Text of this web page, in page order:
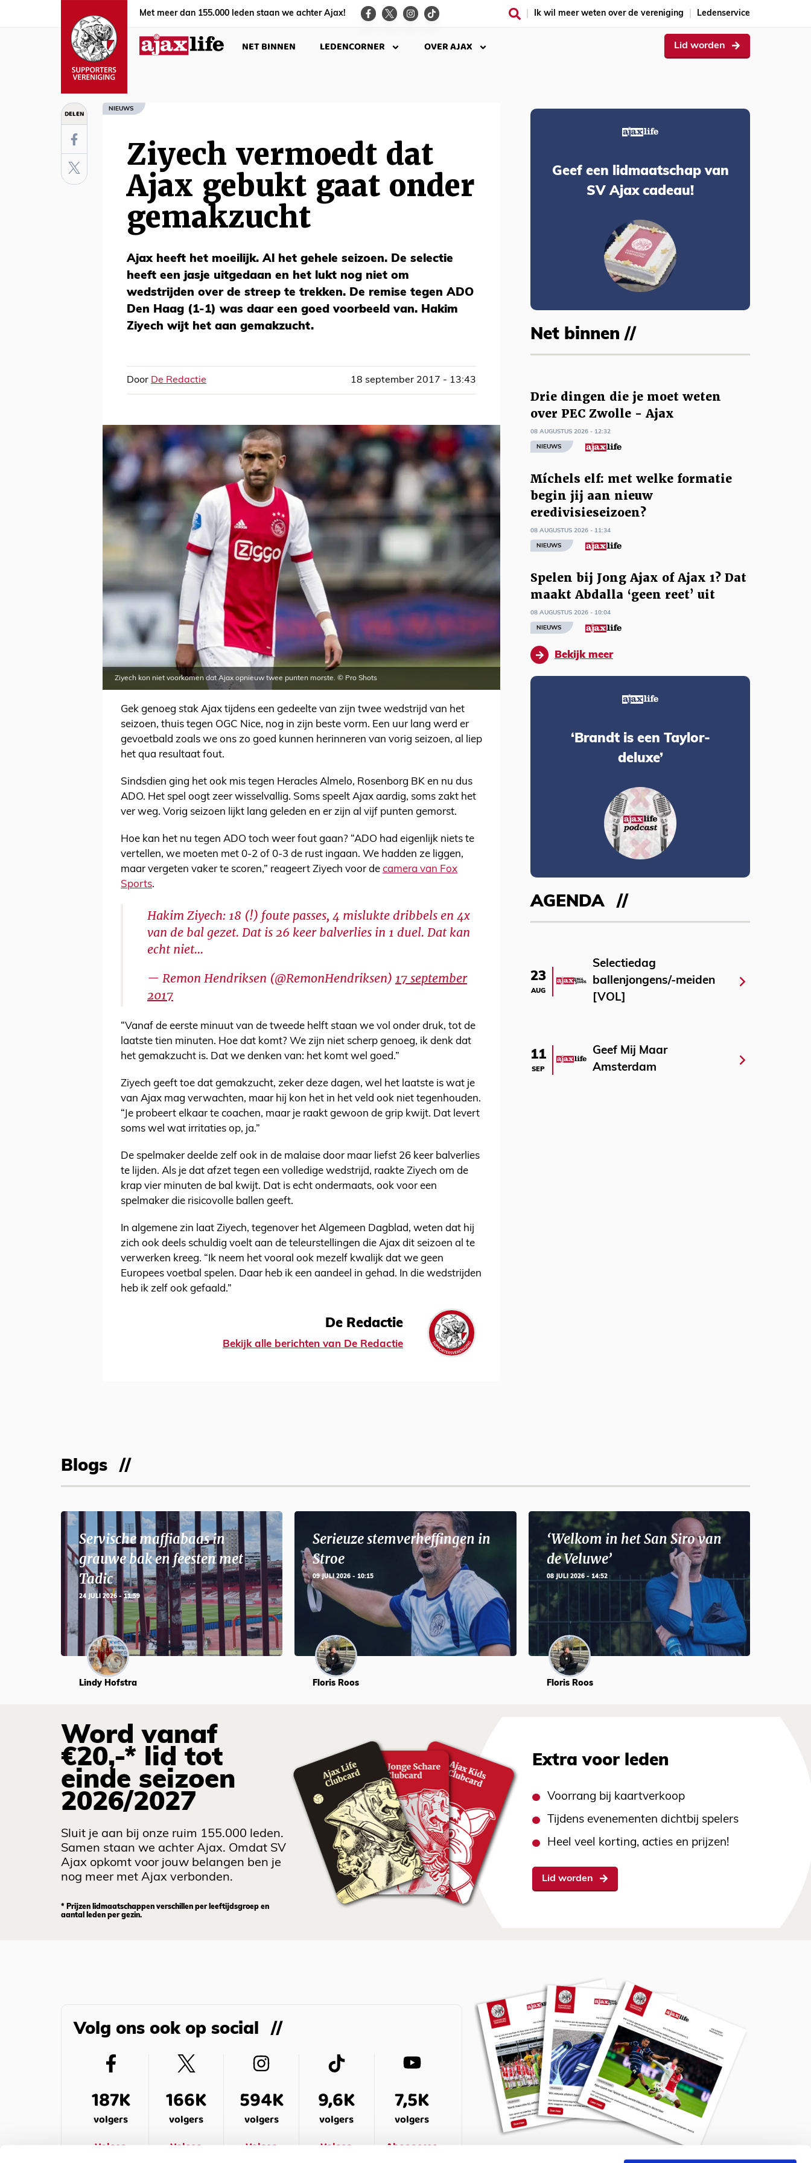
Met meer dan 155.000 leden staan we achter Ajax! Ik wil meer weten over de vereniging Ledenservice
NET BINNEN LEDENCORNER OVER AJAX Lid worden
DELEN NIEUWS
Ziyech vermoedt dat
Ajax gebukt gaat onder
gemakzucht
Ajax heeft het moeilijk. Al het gehele seizoen. De selectie
heeft een jasje uitgedaan en het lukt nog niet om
wedstrijden over de streep te trekken. De remise tegen ADO
Den Haag (1-1) was daar een goed voorbeeld van. Hakim
Ziyech wijt het aan gemakzucht.
Door De Redactie 18 september 2017 - 13:43
Ziyech kon niet voorkomen dat Ajax opnieuw twee punten morste. © Pro Shots
Gek genoeg stak Ajax tijdens een gedeelte van zijn twee wedstrijd van het
seizoen, thuis tegen OGC Nice, nog in zijn beste vorm. Een uur lang werd er
gevoetbald zoals we ons zo goed kunnen herinneren van vorig seizoen, al liep
het qua resultaat fout.
Sindsdien ging het ook mis tegen Heracles Almelo, Rosenborg BK en nu dus
ADO. Het spel oogt zeer wisselvallig. Soms speelt Ajax aardig, soms zakt het
ver weg. Vorig seizoen lijkt lang geleden en er zijn al vijf punten gemorst.
Hoe kan het nu tegen ADO toch weer fout gaan? “ADO had eigenlijk niets te
vertellen, we moeten met 0-2 of 0-3 de rust ingaan. We hadden ze liggen,
maar vergeten vaker te scoren,” reageert Ziyech voor de camera van Fox
Sports.
Hakim Ziyech: 18 (!) foute passes, 4 mislukte dribbels en 4x
van de bal gezet. Dat is 26 keer balverlies in 1 duel. Dat kan
echt niet...
— Remon Hendriksen (@RemonHendriksen) 17 september
2017
“Vanaf de eerste minuut van de tweede helft staan we vol onder druk, tot de
laatste tien minuten. Hoe dat komt? We zijn niet scherp genoeg, ik denk dat
het gemakzucht is. Dat we denken van: het komt wel goed.”
Ziyech geeft toe dat gemakzucht, zeker deze dagen, wel het laatste is wat je
van Ajax mag verwachten, maar hij kon het in het veld ook niet tegenhouden.
“Je probeert elkaar te coachen, maar je raakt gewoon de grip kwijt. Dat levert
soms wel wat irritaties op, ja.”
De spelmaker deelde zelf ook in de malaise door maar liefst 26 keer balverlies
te lijden. Als je dat afzet tegen een volledige wedstrijd, raakte Ziyech om de
krap vier minuten de bal kwijt. Dat is echt ondermaats, ook voor een
spelmaker die risicovolle ballen geeft.
In algemene zin laat Ziyech, tegenover het Algemeen Dagblad, weten dat hij
zich ook deels schuldig voelt aan de teleurstellingen die Ajax dit seizoen al te
verwerken kreeg. “Ik neem het vooral ook mezelf kwalijk dat we geen
Europees voetbal spelen. Daar heb ik een aandeel in gehad. In die wedstrijden
heb ik zelf ook gefaald.”
De Redactie
Bekijk alle berichten van De Redactie
Geef een lidmaatschap van
SV Ajax cadeau!
Net binnen //
Drie dingen die je moet weten
over PEC Zwolle - Ajax
08 AUGUSTUS 2026 - 12:32
NIEUWS
Míchels elf: met welke formatie
begin jij aan nieuw
eredivisieseizoen?
08 AUGUSTUS 2026 - 11:34
NIEUWS
Spelen bij Jong Ajax of Ajax 1? Dat
maakt Abdalla ‘geen reet’ uit
08 AUGUSTUS 2026 - 10:04
NIEUWS
Bekijk meer
‘Brandt is een Taylor-
deluxe’
AGENDA
23
AUG
Selectiedag
ballenjongens/-meiden
[VOL]
11
SEP
Geef Mij Maar
Amsterdam
Blogs
Servische maffiabaas in
grauwe bak en feesten met
Tadic
24 JULI 2026 - 11:59
Lindy Hofstra
Serieuze stemverheffingen in
Stroe
09 JULI 2026 - 10:15
Floris Roos
‘Welkom in het San Siro van
de Veluwe’
08 JULI 2026 - 14:52
Floris Roos
Word vanaf
€20,-* lid tot
einde seizoen
2026/2027
Sluit je aan bij onze ruim 155.000 leden.
Samen staan we achter Ajax. Omdat SV
Ajax opkomt voor jouw belangen ben je
nog meer met Ajax verbonden.
* Prijzen lidmaatschappen verschillen per leeftijdsgroep en
aantal leden per gezin.
Extra voor leden
Voorrang bij kaartverkoop
Tijdens evenementen dichtbij spelers
Heel veel korting, acties en prijzen!
Lid worden
Volg ons ook op social
187K
volgers
Volgen
166K
volgers
Volgen
594K
volgers
Volgen
9,6K
volgers
Volgen
7,5K
volgers
Abonneren